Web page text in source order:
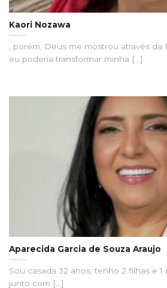
Kaori Nozawa
, porém, Deus me mostrou através da
eu poderia transformar minha [...]
Aparecida Garcia de Souza Araujo
Sou casada 32 anos, tenho 2 filhas e 1
junto com [...]